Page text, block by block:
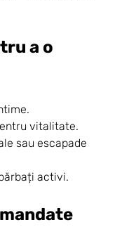
a o
vitalitate.
sau escapade
activi.